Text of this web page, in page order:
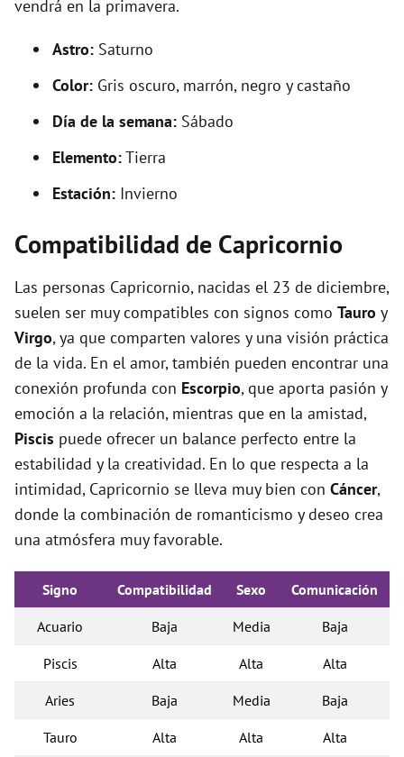
vendrá en la primavera.
Astro: Saturno
Color: Gris oscuro, marrón, negro y castaño
Día de la semana: Sábado
Elemento:Tierra
Estación: Invierno
Compatibilidad de Capricornio
Las personas Capricornio, nacidas el 23 de diciembre,
suelen ser muy compatibles con signos como Tauro y
Virgo, ya que comparten valores y una visión práctica
de la vida. En el amor, también pueden encontrar una
conexión profunda con Escorpio, que aporta pasión y
emoción a la relación, mientras que en la amistad,
Piscis puede ofrecer un balance perfecto entre la
estabilidad y la creatividad. En lo que respecta a la
intimidad, Capricornio se lleva muy bien con Cáncer,
donde la combinación de romanticismo y deseo crea
una atmósfera muy favorable.
Signo Compatibilidad Sexo Comunicación
Acuario Baja Media Baja
Piscis Alta Alta Alta
Aries Baja Media Baja
Tauro Alta Alta Alta